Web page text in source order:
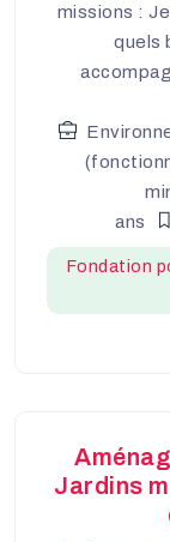
missions :
quels
ans
Fondation
Jardins